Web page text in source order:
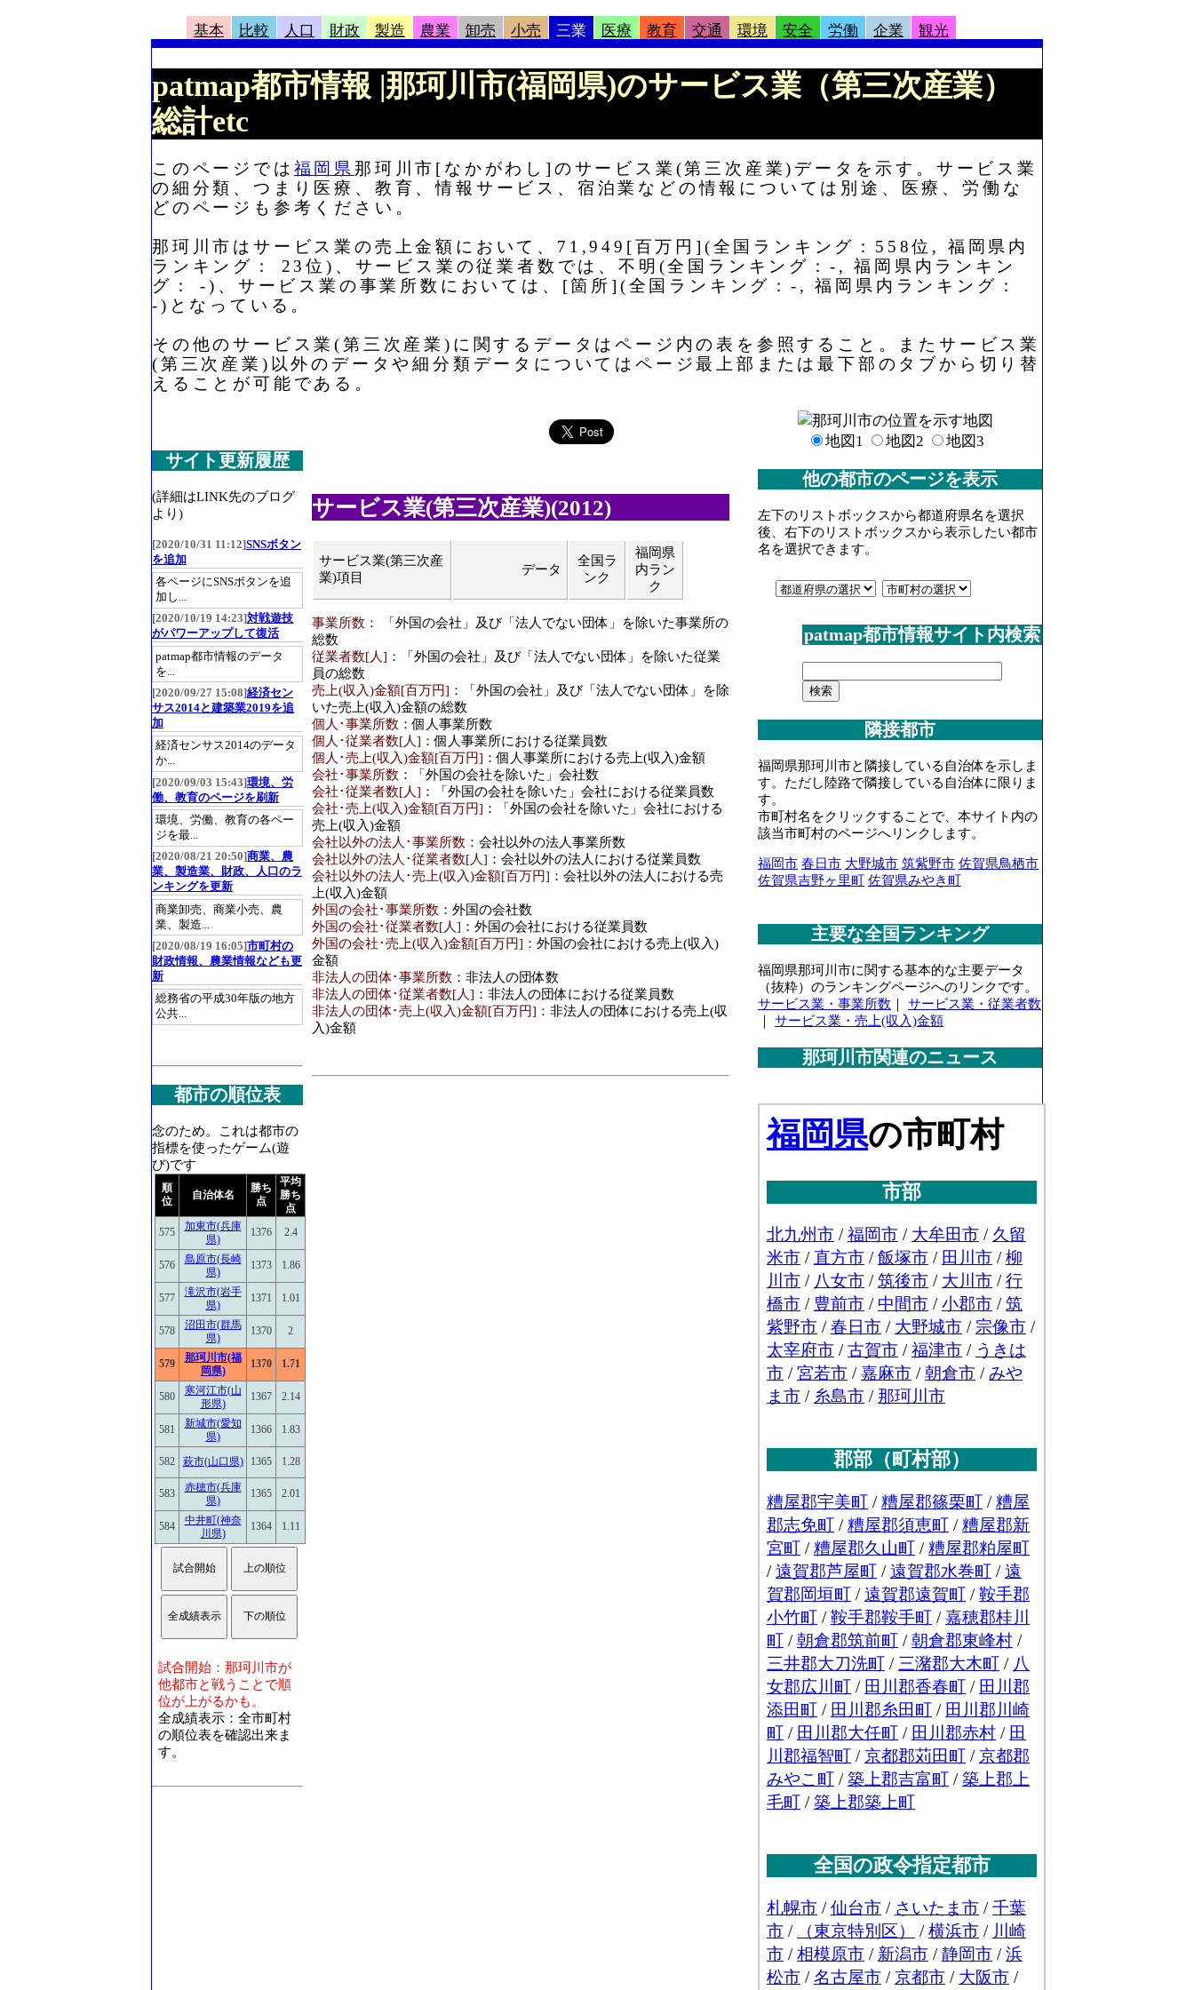
基本 比較 人口 財政 製造 農業 卸売 小売 三業 医療 教育 交通 環境 安全 労働 企業 観光
patmap都市情報 |那珂川市(福岡県)のサービス業（第三次産業）
総計etc
このページでは 福岡県 那珂川市[なかがわし]のサービス業(第三次産業)データを示す。サービス業
の細分類、つまり医療、教育、情報サービス、宿泊業などの情報については別途、医療、労働な
どのページも参考ください。
那珂川市はサービス業の売上金額において、71,949[百万円](全国ランキング：558位, 福岡県内
ランキング： 23位)、サービス業の従業者数では、不明(全国ランキング：-, 福岡県内ランキン
グ： -)、サービス業の事業所数においては、[箇所](全国ランキング：-, 福岡県内ランキング：
-)となっている。
その他のサービス業(第三次産業)に関するデータはページ内の表を参照すること。またサービス業
(第三次産業)以外のデータや細分類データについてはページ最上部または最下部のタブから切り替
えることが可能である。
サービス業(第三次産業)(2012)
サービス業(第三次産
業)項目
データ
全国ラ
ンク
福岡県
内ラン
ク
事業所数 ： 「外国の会社」及び「法人でない団体」を除いた事業所の
総数
従業者数[人] ：「外国の会社」及び「法人でない団体」を除いた従業
員の総数
売上(収入)金額[百万円] ：「外国の会社」及び「法人でない団体」を除
いた売上(収入)金額の総数
個人･事業所数 ：個人事業所数
個人･従業者数[人] ：個人事業所における従業員数
個人･売上(収入)金額[百万円] ：個人事業所における売上(収入)金額
会社･事業所数 ：「外国の会社を除いた」会社数
会社･従業者数[人] ：「外国の会社を除いた」会社における従業員数
会社･売上(収入)金額[百万円] ：「外国の会社を除いた」会社における
売上(収入)金額
会社以外の法人･事業所数 ：会社以外の法人事業所数
会社以外の法人･従業者数[人] ：会社以外の法人における従業員数
会社以外の法人･売上(収入)金額[百万円] ：会社以外の法人における売
上(収入)金額
外国の会社･事業所数 ：外国の会社数
外国の会社･従業者数[人] ：外国の会社における従業員数
外国の会社･売上(収入)金額[百万円] ：外国の会社における売上(収入)
金額
非法人の団体･事業所数 ：非法人の団体数
非法人の団体･従業者数[人] ：非法人の団体における従業員数
非法人の団体･売上(収入)金額[百万円] ：非法人の団体における売上(収
入)金額
サイト更新履歴
(詳細はLINK先のブログ
より)
[2020/10/31 11:12]SNSボタン
を追加
各ページにSNSボタンを追
加し...
[2020/10/19 14:23]対戦遊技
がパワーアップして復活
patmap都市情報のデータ
を...
[2020/09/27 15:08]経済セン
サス2014と建築業2019を追
加
経済センサス2014のデータ
か...
[2020/09/03 15:43]環境、労
働、教育のページを刷新
環境、労働、教育の各ペー
ジを最...
[2020/08/21 20:50]商業、農
業、製造業、財政、人口のラ
ンキングを更新
商業卸売、商業小売、農
業、製造...
[2020/08/19 16:05]市町村の
財政情報、農業情報なども更
新
総務省の平成30年版の地方
公共...
都市の順位表
念のため。これは都市の
指標を使ったゲーム(遊
び)です
順
位
自治体名
勝ち
点
平均
勝ち
点
575
加東市(兵庫
県)
1376 2.4
576
島原市(長崎
県)
1373 1.86
577
滝沢市(岩手
県)
1371 1.01
578
沼田市(群馬
県)
1370 2
579
那珂川市(福
岡県)
1370 1.71
580
寒河江市(山
形県)
1367 2.14
581
新城市(愛知
県)
1366 1.83
582 萩市(山口県) 1365 1.28
583
赤穂市(兵庫
県)
1365 2.01
584
中井町(神奈
川県)
1364 1.11
試合開始：那珂川市が
他都市と戦うことで順
位が上がるかも。
全成績表示：全市町村
の順位表を確認出来ま
す。
地図1 地図2 地図3
他の都市のページを表示
左下のリストボックスから都道府県名を選択
後、右下のリストボックスから表示したい都市
名を選択できます。
patmap都市情報サイト内検索
隣接都市
福岡県那珂川市と隣接している自治体を示しま
す。ただし陸路で隣接している自治体に限りま
す。
市町村名をクリックすることで、本サイト内の
該当市町村のページへリンクします。
福岡市 春日市 大野城市 筑紫野市 佐賀県鳥栖市
佐賀県吉野ヶ里町 佐賀県みやき町
主要な全国ランキング
福岡県那珂川市に関する基本的な主要データ
（抜粋）のランキングページへのリンクです。
サービス業・事業所数
サービス業・従業者数
サービス業・売上(収入)金額
那珂川市関連のニュース